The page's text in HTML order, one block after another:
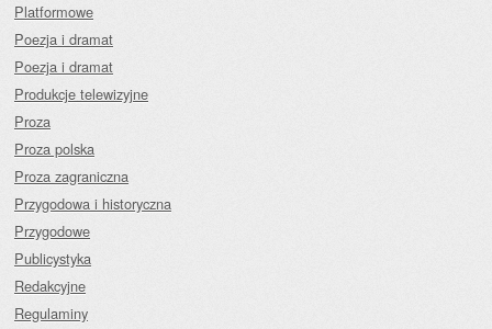
Platformowe
Poezja i dramat
Poezja i dramat
Produkcje telewizyjne
Proza
Proza polska
Proza zagraniczna
Przygodowa i historyczna
Przygodowe
Publicystyka
Redakcyjne
Regulaminy